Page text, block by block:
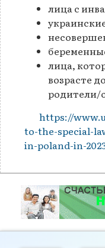
лица с
лица,
возрасте
родители/
https://
to-the-special-
in-poland-in-